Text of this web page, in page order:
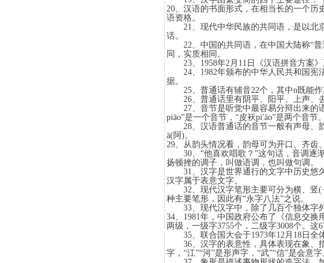
20、汉语的书面形式，在相当长的一个历
语资格。
21、现代中华民族的共同语，是以北京
话。
22、中国的共同语，在中国大陆称“普
同，实质相同。
23、1958年2月11日《汉语拼音方案》
24、1982年颁布的中华人民共和国宪
据。
25、普通话有辅音22个，其中n既能作
26、普通话里有阴平、阳平、上声、去
27、音节是听觉中最容易分辩出来的语
piāo”是一个音节，“皮袄pi'āo”是两个
28、汉语普通话的音节一般有声母、韵
ā(阿)。
29、从韵头情况看，韵母可为开口、齐齿
30、“他喜欢唱歌？”这句话，音调逐渐
扬顿挫的调子，叫做语调，也叫做句调。
31、汉字是世界通行的文字中历史悠久
汉字属于表意文字。
32、现代汉字笔形主要可分为横、竖(
种主要笔形，因此有“永字八法”之说。
33、现代汉字中，除了几百个独体字外
34、1981年，中国政府公布了《信息交
两级，一级字3755个，二级字3008个。这
35、联合国大会于1973年12月18日全
36、汉字的表意性，具体表现在象、指
字，“江”“河”是形声字，“武”“信”是会